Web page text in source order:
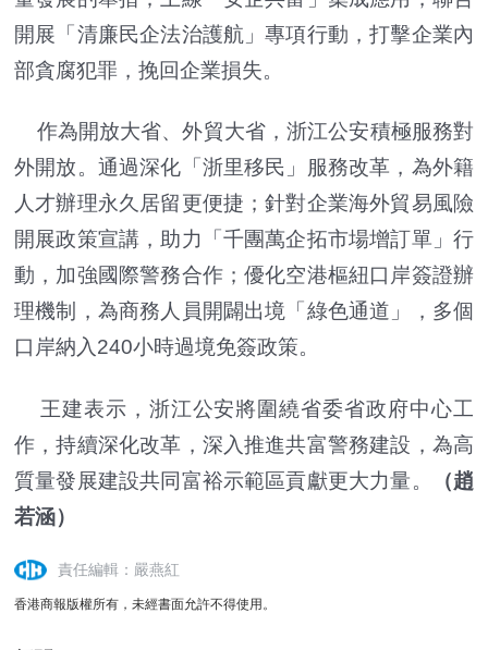
開展「清廉民企法治護航」專項行動，打擊企業內
部貪腐犯罪，挽回企業損失。
作為開放大省、外貿大省，浙江公安積極服務對
外開放。通過深化「浙里移民」服務改革，為外籍
人才辦理永久居留更便捷；針對企業海外貿易風險
開展政策宣講，助力「千團萬企拓市場增訂單」行
動，加強國際警務合作；優化空港樞紐口岸簽證辦
理機制，為商務人員開闢出境「綠色通道」，多個
口岸納入240小時過境免簽政策。
王建表示，浙江公安將圍繞省委省政府中心工
作，持續深化改革，深入推進共富警務建設，為高
質量發展建設共同富裕示範區貢獻更大力量。
（趙
若涵）
責任編輯：嚴燕紅
香港商報版權所有，未經書面允許不得使用。